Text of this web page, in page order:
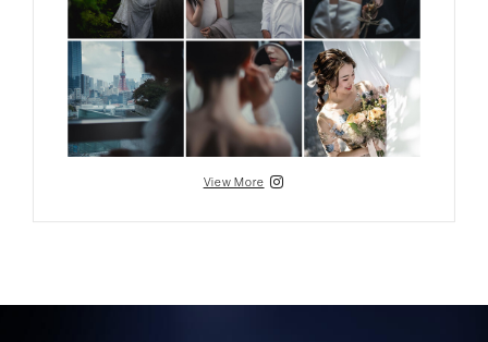
View More